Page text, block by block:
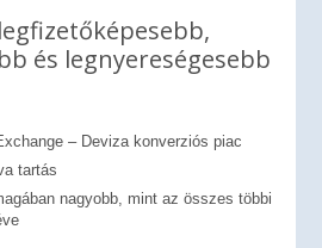
és legnyereségesebb
– Deviza konverziós piac
tartás
nagyobb, mint az összes többi